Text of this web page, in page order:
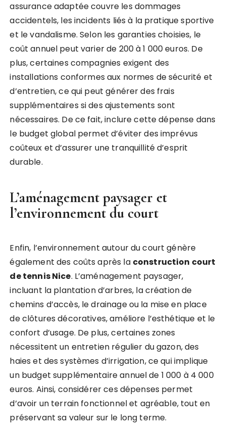
assurance adaptée couvre les dommages
accidentels, les incidents liés à la pratique sportive
et le vandalisme. Selon les garanties choisies, le
coût annuel peut varier de 200 à 1 000 euros. De
plus, certaines compagnies exigent des
installations conformes aux normes de sécurité et
d’entretien, ce qui peut générer des frais
supplémentaires si des ajustements sont
nécessaires. De ce fait, inclure cette dépense dans
le budget global permet d’éviter des imprévus
coûteux et d’assurer une tranquillité d’esprit
durable.
L’aménagement paysager et
l’environnement du court
Enfin, l’environnement autour du court génère
également des coûts après la construction court
de tennis Nice. L’aménagement paysager,
incluant la plantation d’arbres, la création de
chemins d’accès, le drainage ou la mise en place
de clôtures décoratives, améliore l’esthétique et le
confort d’usage. De plus, certaines zones
nécessitent un entretien régulier du gazon, des
haies et des systèmes d’irrigation, ce qui implique
un budget supplémentaire annuel de 1 000 à 4 000
euros. Ainsi, considérer ces dépenses permet
d’avoir un terrain fonctionnel et agréable, tout en
préservant sa valeur sur le long terme.